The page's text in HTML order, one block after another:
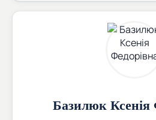
Базилюк Ксенія